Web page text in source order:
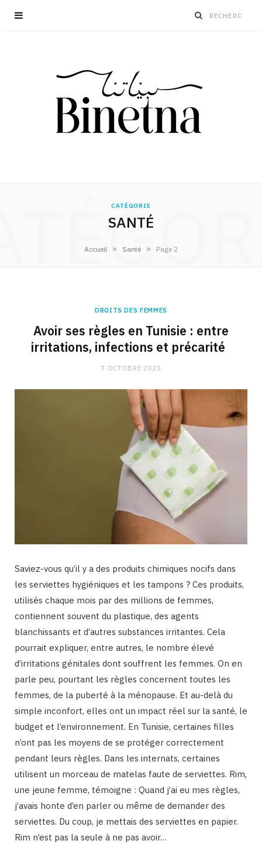
CATÉGORIE
SANTÉ
Accueil » Santé » Page 2
DROITS DES FEMMES
Avoir ses règles en Tunisie : entre
irritations, infections et précarité
7 OCTOBRE 2025
Saviez-vous qu’il y a des produits chimiques nocifs dans
les serviettes hygiéniques et les tampons ? Ces produits,
utilisés chaque mois par des millions de femmes,
contiennent souvent du plastique, des agents
blanchissants et d’autres substances irritantes. Cela
pourrait expliquer, entre autres, le nombre élevé
d’irritations génitales dont souffrent les femmes. On en
parle peu, pourtant les règles concernent toutes les
femmes, de la puberté à la ménopause. Et au-delà du
simple inconfort, elles ont un impact réel sur la santé, le
budget et l’environnement. En Tunisie, certaines filles
n’ont pas les moyens de se protéger correctement
pendant leurs règles. Dans les internats, certaines
utilisent un morceau de matelas faute de serviettes. Rim,
une jeune femme, témoigne : Quand j’ai eu mes règles,
j’avais honte d’en parler ou même de demander des
serviettes. Du coup, je mettais des serviettes en papier.
Rim n’est pas la seule à ne pas avoir…